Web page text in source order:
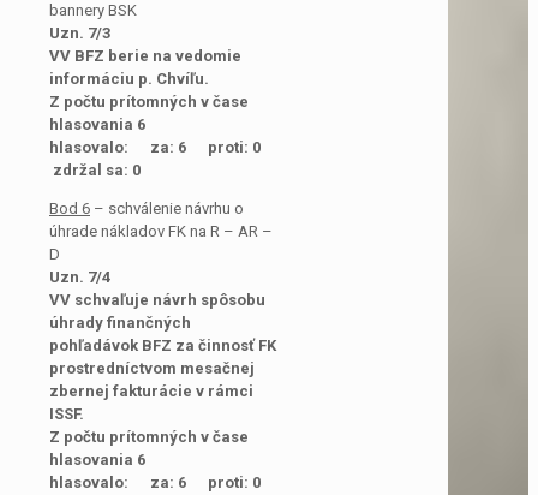
bannery BSK
Uzn. 7/3
VV BFZ berie na vedomie
informáciu p. Chvíľu.
Z počtu prítomných v čase
hlasovania 6
hlasovalo: za: 6 proti: 0
zdržal sa: 0
Bod 6 – schválenie návrhu o
úhrade nákladov FK na R – AR –
D
Uzn. 7/4
VV schvaľuje návrh spôsobu
úhrady finančných
pohľadávok BFZ za činnosť FK
prostredníctvom mesačnej
zbernej fakturácie v rámci
ISSF.
Z počtu prítomných v čase
hlasovania 6
hlasovalo: za: 6 proti: 0